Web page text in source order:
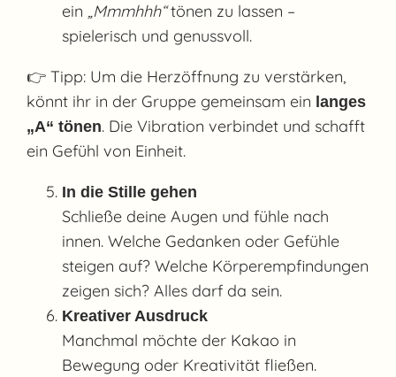
ein „Mmmhhh“tönen zu lassen –
spielerisch und genussvoll.
👉 Tipp: Um die Herzöffnung zu verstärken,
könnt ihr in der Gruppe gemeinsam ein langes
„A“ tönen. Die Vibration verbindet und schafft
ein Gefühl von Einheit.
In die Stille gehen
Schließe deine Augen und fühle nach
innen. Welche Gedanken oder Gefühle
steigen auf? Welche Körperempfindungen
zeigen sich? Alles darf da sein.
Kreativer Ausdruck
Manchmal möchte der Kakao in
Bewegung oder Kreativität fließen.